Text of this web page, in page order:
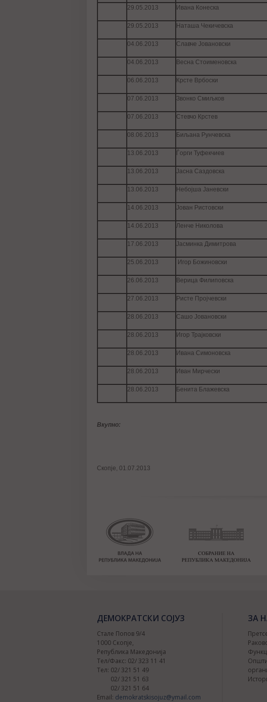
29.05.2013 Ивана Конеска
29.05.2013 Наташа Чекичевска
04.06.2013 Славче Јовановски
04.06.2013 Весна Стоименовска
06.06.2013 Крсте Врбоски
07.06.2013 Звонко Смиљков
07.06.2013 Стевчо Крстев
08.06.2013 Биљана Рунчевска
13.06.2013 Ѓорги Туфекчиев
13.06.2013 Јасна Саздовска
13.06.2013 Небојша Јаневски
14.06.2013 Јован Ристовски
14.06.2013 Ленче Николова
17.06.2013 Јасминка Димитрова
25.06.2013 Игор Божиновски
26.06.2013 Верица Филиповска
27.06.2013 Ристе Пројчевски
28.06.2013 Сашо Јовановски
28.06.2013 Игор Трајковски
28.06.2013 Ивана Симоновска
28.06.2013 Иван Мирчески
28.06.2013 Бенита Блажевска
Вкупно:
Скопје, 01.07.2013
ДЕМОКРАТСКИ СОЈУЗ
Стале Попов 9/4
1000 Скопје,
Република Македонија
Тел/Факс: 02/ 323 11 41
Тел: 02/ 321 51 49
02/ 321 51 63
02/ 321 51 64
Email: demokratskisojuz@ymail.com
ЗА